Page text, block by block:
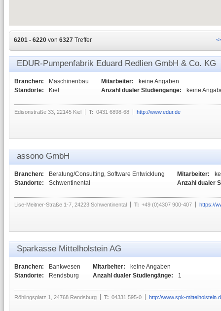
6201 - 6220 von 6327 Treffer
EDUR-Pumpenfabrik Eduard Redlien GmbH & Co. KG
Branchen:
Maschinenbau
Standorte:
Kiel
Mitarbeiter:
keine Angaben
Anzahl dualer Studiengänge:
keine
Edisonstraße 33, 22145 Kiel T: 0431 6898-68 http://www.edur.de
assono GmbH
Branchen:
Beratung/Consulting, Software Entwicklung
Standorte:
Schwentinental
Mitarbeiter:
Anzahl dualer
Lise-Meitner-Straße 1-7, 24223 Schwentinental T: +49 (0)4307 900-407 https://
Sparkasse Mittelholstein AG
Branchen:
Bankwesen
Standorte:
Rendsburg
Mitarbeiter:
keine Angaben
Anzahl dualer Studiengänge:
1
Röhlingsplatz 1, 24768 Rendsburg T: 04331 595-0 http://www.spk-